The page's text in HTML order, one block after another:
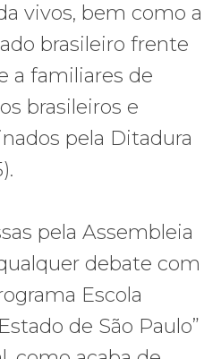
vivos, bem como a
brasileiro frente
a familiares de
brasileiros e
pela Ditadura
pela Assembleia
debate com
Escola
de São Paulo”